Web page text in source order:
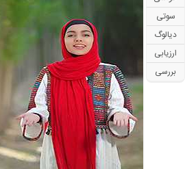
سوتی
دیالوگ
ارزیابی
بررسی